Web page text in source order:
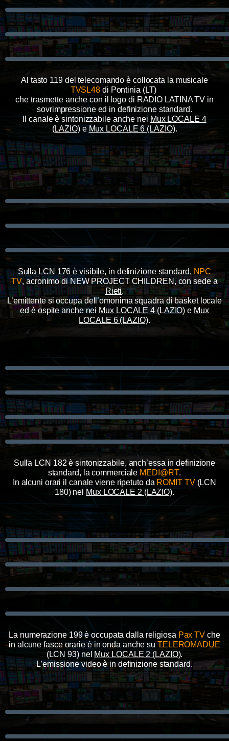
Al tasto 119 del telecomando è collocata la musicale
TVSL48 di Pontinia (LT)
che trasmette anche con il logo di RADIO LATINA TV in
sovrimpressione ed in definizione standard.
Il canale è sintonizzabile anche neiMux LOCALE 4
(LAZIO)e Mux LOCALE 6 (LAZIO).
Sulla LCN 176 è visibile, in definizione standard, NPC
TV,acronimo di NEW PROJECT CHILDREN, con sede a
Rieti.
L’emittente si occupa dell’omonima squadra di basket locale
ed è ospite anchenei Mux LOCALE 4 (LAZIO) e Mux
LOCALE 6 (LAZIO).
Sulla LCN 182 è sintonizzabile, anch’essa in definizione
standard, la commerciale MEDI@RT.
In alcuni orari il canale viene ripetuto da ROMIT TV(LCN
180) nel Mux LOCALE 2 (LAZIO).
La numerazione 199 è occupata dalla religiosa Pax TV che
in alcune fasce orarie è in onda anche su TELEROMADUE
(LCN 93) nel Mux LOCALE 2 (LAZIO).
L’emissione video è in definizione standard.